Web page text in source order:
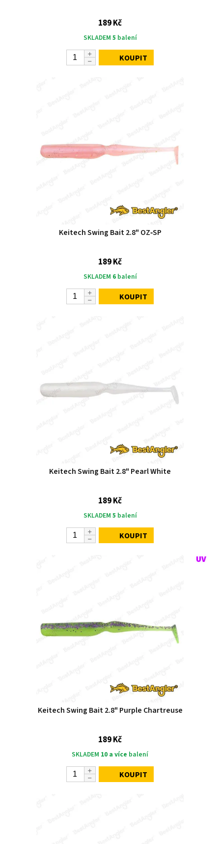
189 Kč
SKLADEM 5 balení
KOUPIT
Keitech Swing Bait 2.8" OZ‑SP
189 Kč
SKLADEM 6balení
KOUPIT
Keitech Swing Bait 2.8" Pearl White
189 Kč
SKLADEM 5 balení
KOUPIT
Keitech Swing Bait 2.8" Purple Chartreuse
189 Kč
SKLADEM 10 a více balení
KOUPIT